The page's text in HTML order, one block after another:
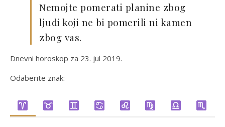
Nemojte pomerati planine zbog
ljudi koji ne bi pomerili ni kamen
zbog vas.
Dnevni horoskop za 23. jul 2019.
Odaberite znak: